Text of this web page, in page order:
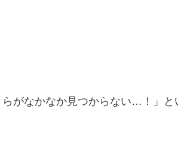
がなかなか見つからない…！」